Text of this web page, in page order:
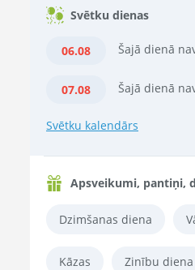
Svētku dienas
06.08 Šajā dienā
07.08 Šajā dienā
Svētku kalendārs
Apsveikumi, pantiņi,
Dzimšanas diena
Kāzas Zinību diena